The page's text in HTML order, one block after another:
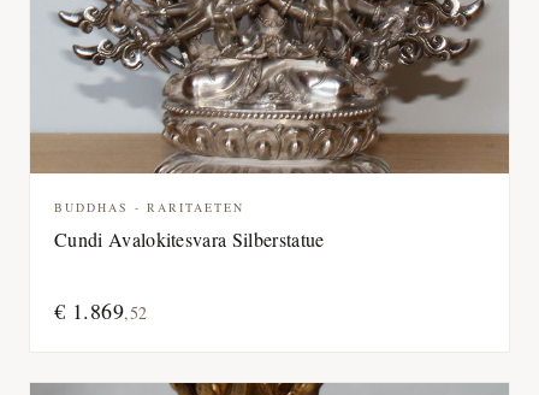
BUDDHAS - RARITAETEN
Cundi Avalokitesvara Silberstatue
€ 1.869,52